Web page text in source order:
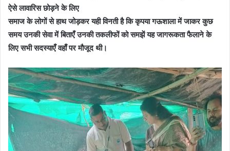
ऐसे लावारिस छोड़ने के लिए
समाज के लोगों से हाथ जोड़कर यही विनती है कि कृपया गऊशाला में जाकर कुछ
समय उनकी सेवा में बिताएँ उनकी तकलीफों को समझें यह जागरूकता फैलाने के
लिए सभी सदस्याएँ वहाँ पर मौजूद थी।